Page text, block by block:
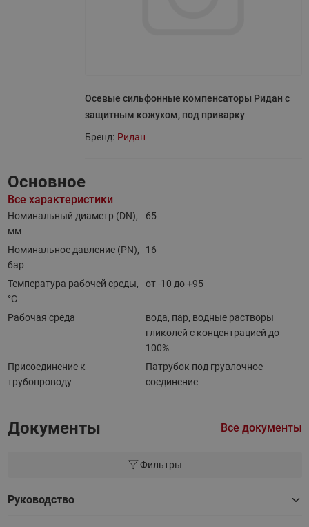
Осевые сильфонные компенсаторы Ридан с
защитным кожухом, под приварку
Бренд: Ридан
Основное
Все характеристики
Номинальный диаметр (DN),
мм
65
Номинальное давление (PN),
бар
16
Температура рабочей среды,
°С
от -10 до +95
Рабочая среда
вода, пар, водные растворы
гликолей с концентрацией до
100%
Присоединение к
трубопроводу
Патрубок под грувлочное
соединение
Документы Все документы
Фильтры
Руководство